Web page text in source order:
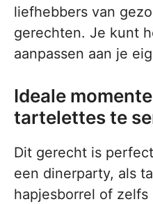
liefhebbers van
gerechten. Je kunt
aanpassen aan je
Ideale
tartelettes te
Dit gerecht is
een dinerparty, als
hapjesborrel of